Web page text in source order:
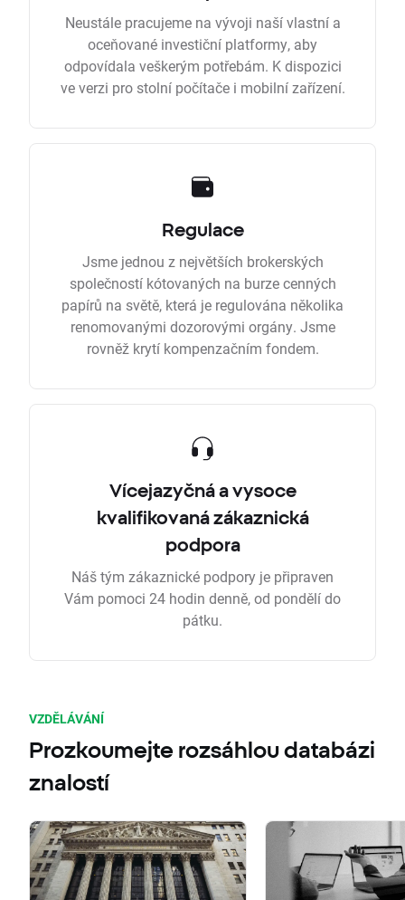
Neustále pracujeme na vývoji naší vlastní a
oceňované investiční platformy, aby
odpovídala veškerým potřebám. K dispozici
ve verzi pro stolní počítače i mobilní zařízení.
Regulace
Jsme jednou z největších brokerských
společností kótovaných na burze cenných
papírů na světě, která je regulována několika
renomovanými dozorovými orgány. Jsme
rovněž krytí kompenzačním fondem.
Vícejazyčná a vysoce
kvalifikovaná zákaznická
podpora
Náš tým zákaznické podpory je připraven
Vám pomoci 24 hodin denně, od pondělí do
pátku.
VZDĚLÁVÁNÍ
Prozkoumejte rozsáhlou databázi
znalostí